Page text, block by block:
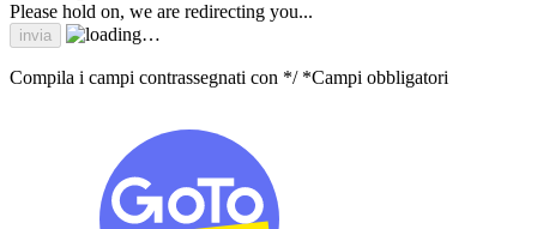
Please hold on, we are redirecting you...
Compila i campi contrassegnati con */ *Campi obbligatori